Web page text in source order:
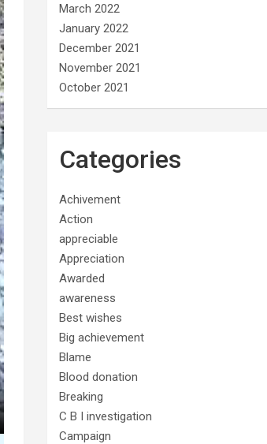
March 2022
January 2022
December 2021
November 2021
October 2021
Categories
Achivement
Action
appreciable
Appreciation
Awarded
awareness
Best wishes
Big achievement
Blame
Blood donation
Breaking
C B I investigation
Campaign